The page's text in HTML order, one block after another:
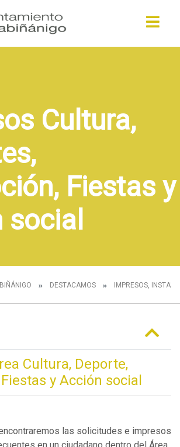
Cultura,
Fiestas y
DESTACAMOS IMPRESOS,
Cultura, Deporte,
y Acción social
las solicitudes e impresos